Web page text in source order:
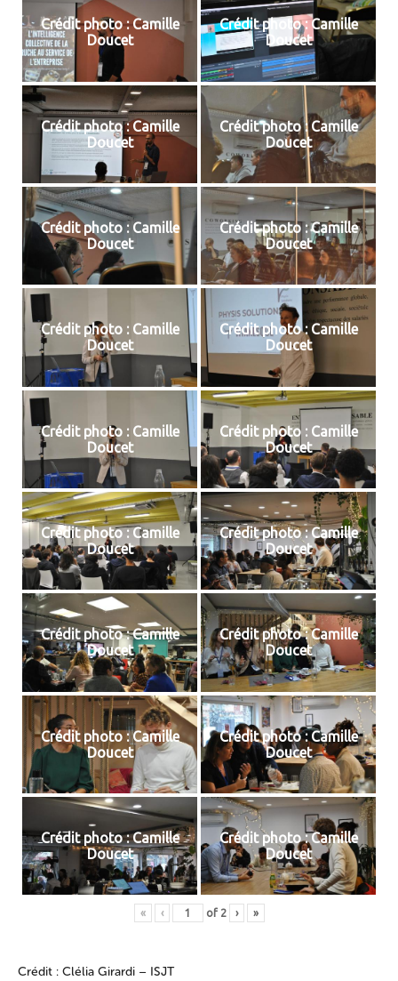
Crédit photo : Camille
Doucet
Crédit photo : Camille
Doucet
Crédit photo : Camille
Doucet
Crédit photo : Camille
Doucet
Crédit photo : Camille
Doucet
Crédit photo : Camille
Doucet
Crédit photo : Camille
Doucet
Crédit photo : Camille
Doucet
Crédit photo : Camille
Doucet
Crédit photo : Camille
Doucet
Crédit photo : Camille
Doucet
Crédit photo : Camille
Doucet
Crédit photo : Camille
Doucet
Crédit photo : Camille
Doucet
Crédit photo : Camille
Doucet
Crédit photo : Camille
Doucet
Crédit photo : Camille
Doucet
Crédit photo : Camille
Doucet
« ‹ of 2 › »
Crédit : Clélia Girardi – ISJT